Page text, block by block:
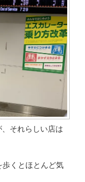
それらしい店は
歩くとほとんど気